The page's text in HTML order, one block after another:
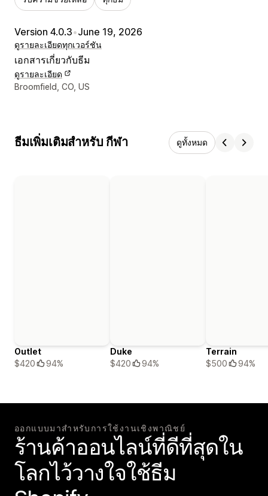
Version 4.0.3•June 19, 2026
ดูรายละเอียดทุกเวอร์ชัน
เอกสารเกี่ยวกับธีม
ดูรายละเอียด
รายละเอียดการติดต่อผู้ออกแบบ
Broomfield, CO, US
ธีมเพิ่มเติมสำหรับ กีฬา ดูทั้งหมด
Outlet
$420
94%
Duke
$420
94%
Terrain
$500
94%
ออกแบบมาสำหรับการใช้งานเชิงพาณิชย์
ร้านค้าออนไลน์ที่ดีที่สุดใน
โลกไว้วางใจใช้ธีม